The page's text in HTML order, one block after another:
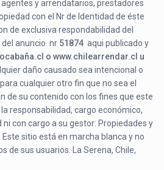
y arrendatarios, prestadores
con el Nr de Identidad de éste
de exclusiva respondabilidad del
anuncio nr 51874 aqui publicado y
o www.chilearrendar.cl u
daño causado sea intencional o
cualquier otro fin que no sea el
de su contenido con los fines que este
responsabilidad, cargo económico,
con cargo a su gestor: Propiedades y
sitio está en marcha blanca y no
de sus usuarios. La Serena, Chile,